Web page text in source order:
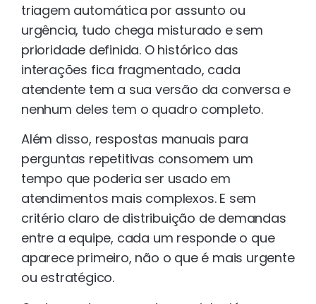
triagem automática por assunto ou
urgência, tudo chega misturado e sem
prioridade definida. O histórico das
interações fica fragmentado, cada
atendente tem a sua versão da conversa e
nenhum deles tem o quadro completo.
Além disso, respostas manuais para
perguntas repetitivas consomem um
tempo que poderia ser usado em
atendimentos mais complexos. E sem
critério claro de distribuição de demandas
entre a equipe, cada um responde o que
aparece primeiro, não o que é mais urgente
ou estratégico.